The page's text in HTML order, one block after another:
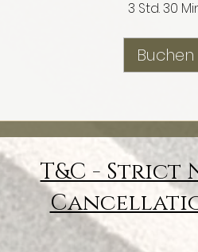
3 Std. 30
Buchen
T&C - Strict